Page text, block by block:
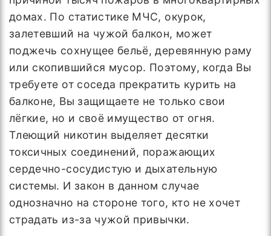
домах. По статистике МЧС, окурок,
залетевший на чужой балкон, может
поджечь сохнущее бельё, деревянную раму
или скопившийся мусор. Поэтому, когда Вы
требуете от соседа прекратить курить на
балконе, Вы защищаете не только свои
лёгкие, но и своё имущество от огня.
Тлеющий никотин выделяет десятки
токсичных соединений, поражающих
сердечно-сосудистую и дыхательную
системы. И закон в данном случае
однозначно на стороне того, кто не хочет
страдать из-за чужой привычки.